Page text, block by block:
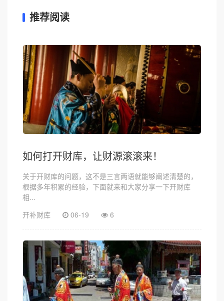
推荐阅读
如何打开财库，让财源滚滚来！
关于开财库的问题，这不是三言两语就能够阐述清楚的，
根据多年积累的经验，下面就来和大家分享一下开财库
相...
开补财库
06-19 6